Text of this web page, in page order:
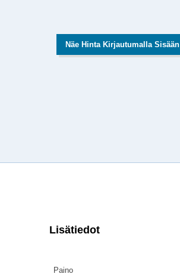
Näe Hinta Kirjautumalla Sisään
Lisätiedot
Paino